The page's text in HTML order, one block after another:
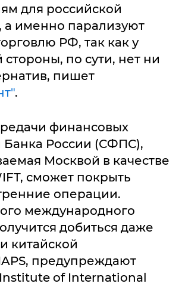
для российской
а именно парализуют
РФ, так как у
стороны, по сути, нет ни
пишет
.
финансовых
России (СФПС),
Москвой в качестве
сможет покрыть
операции.
международного
добиться даже
китайской
предупреждают
of International